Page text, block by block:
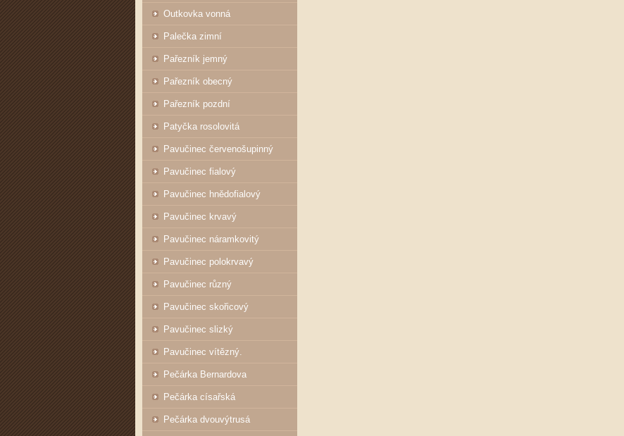
Outkovka vonná
Palečka zimní
Pařezník jemný
Pařezník obecný
Pařezník pozdní
Patyčka rosolovitá
Pavučinec červenošupinný
Pavučinec fialový
Pavučinec hnědofialový
Pavučinec krvavý
Pavučinec náramkovitý
Pavučinec polokrvavý
Pavučinec různý
Pavučinec skořicový
Pavučinec slizký
Pavučinec vítězný.
Pečárka Bernardova
Pečárka císařská
Pečárka dvouvýtrusá